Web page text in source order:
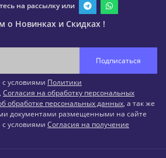
на рассылку или
о Новинках и Скидках !
Подписаться
с условиями Политики
, Согласия на обработку персональных
обработке персональных данных, а так же
документами размещенными на сайте
с условиями Согласия на получение